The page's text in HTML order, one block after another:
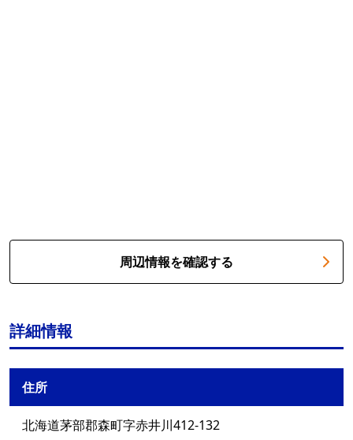
周辺情報を確認する
詳細情報
住所
北海道茅部郡森町字赤井川412-132